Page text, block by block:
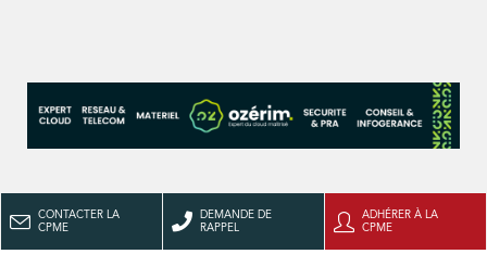
CONTACTER LA
CPME
DEMANDE DE
RAPPEL
ADHÉRER À LA
CPME